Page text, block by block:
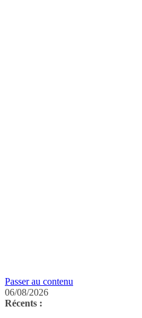
Passer au contenu
06/08/2026
Récents :